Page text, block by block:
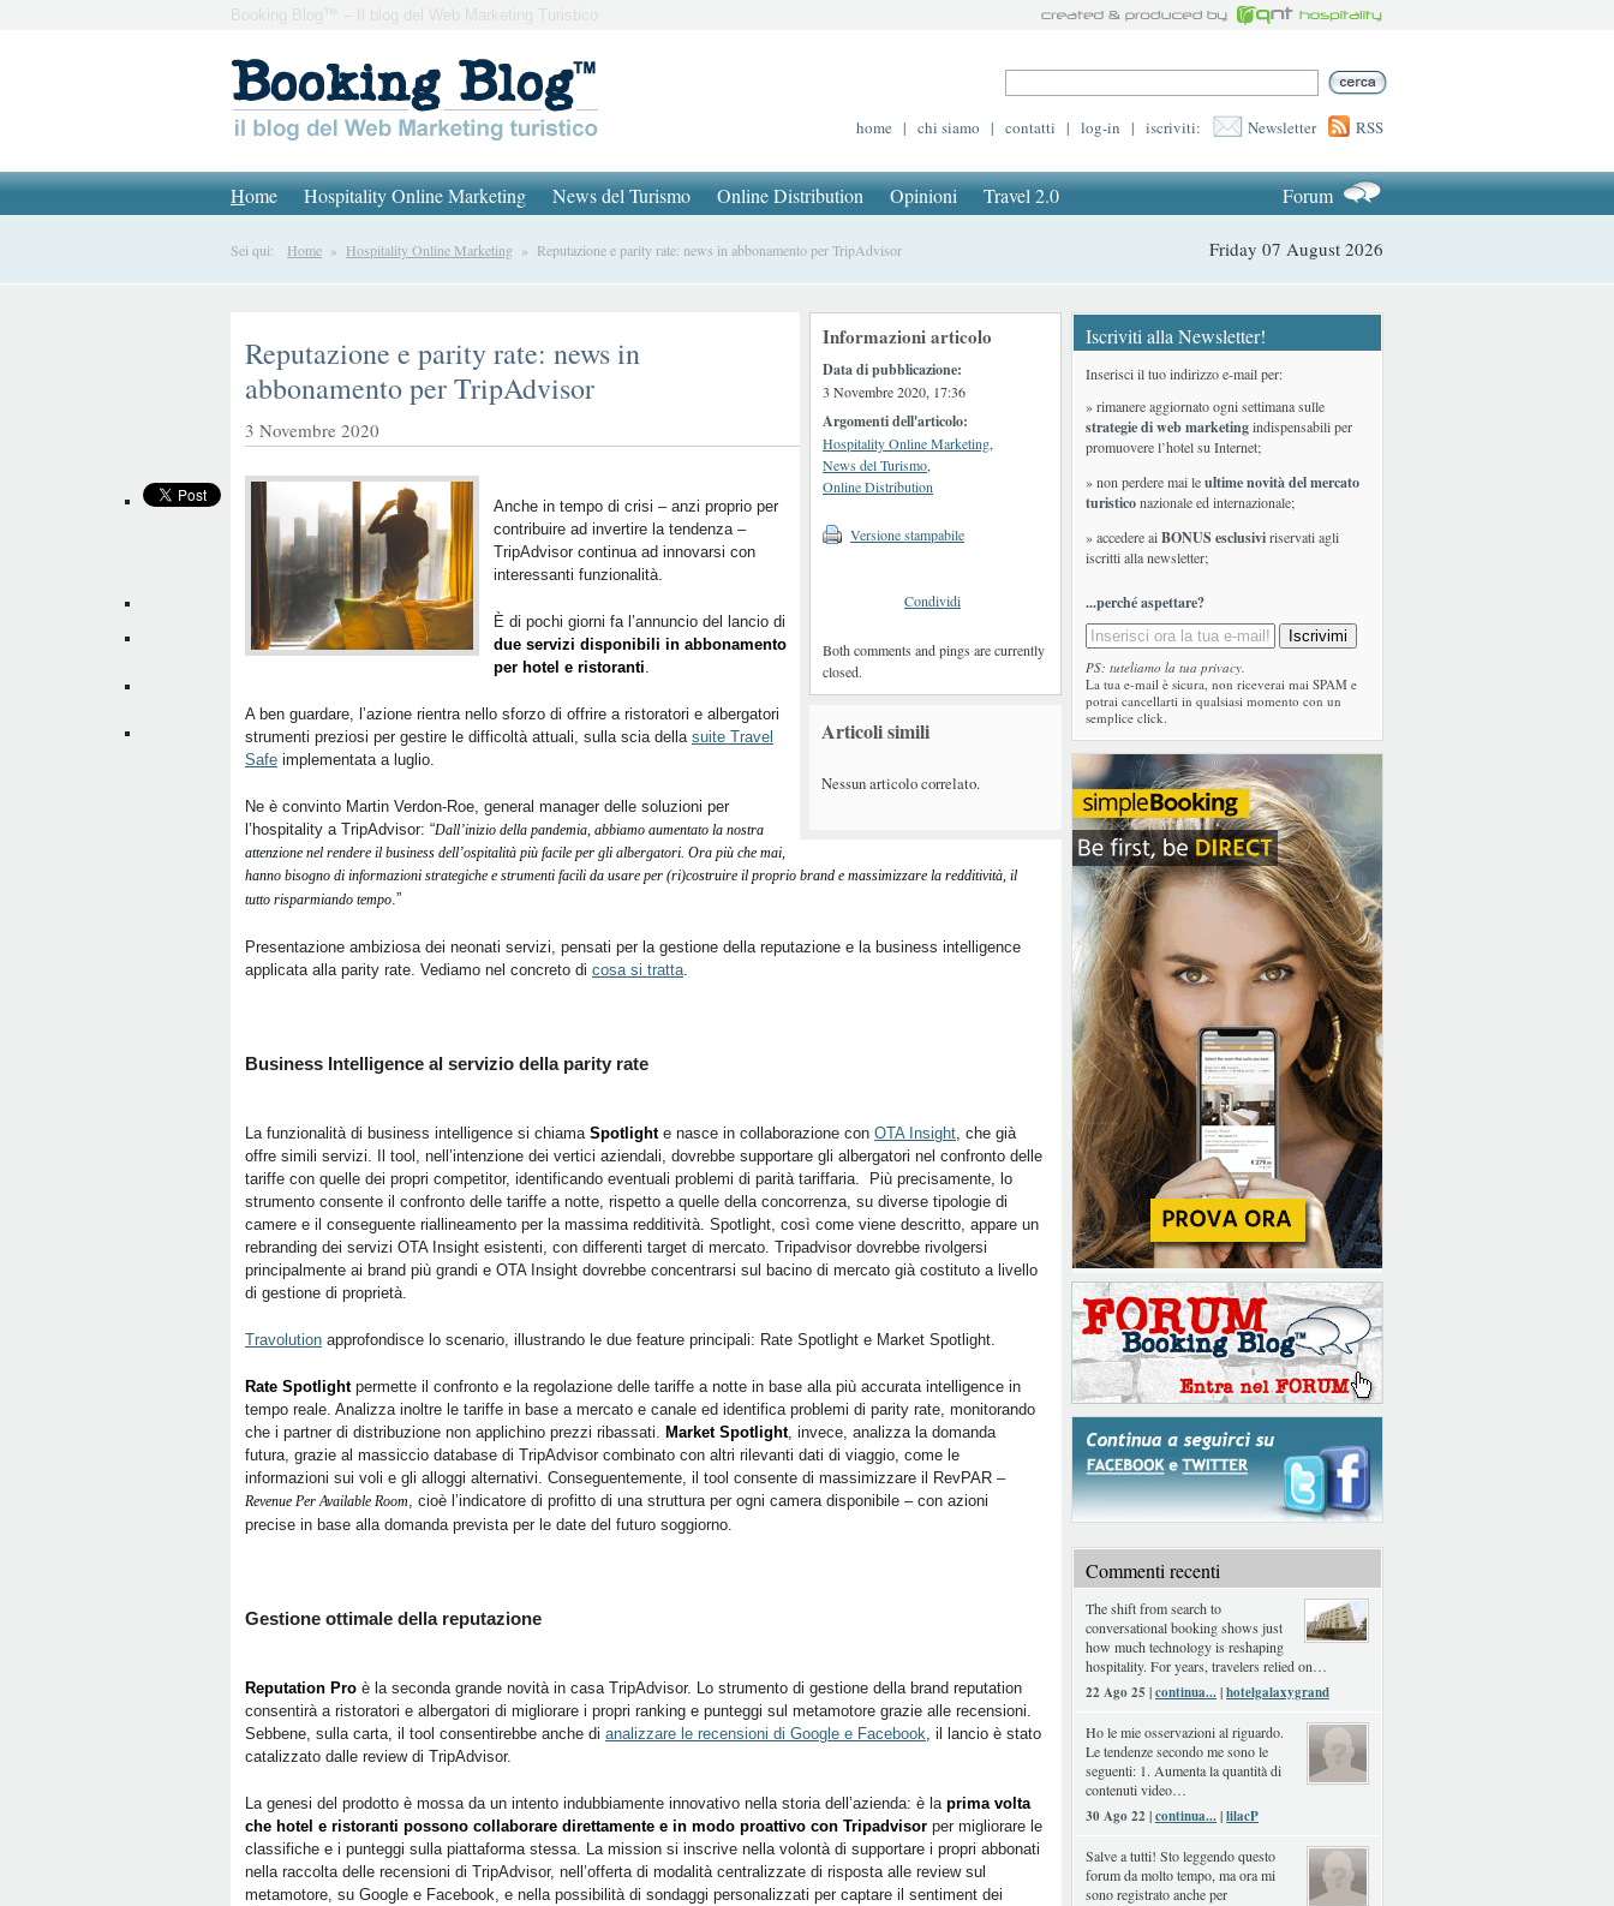
Booking Blog™ – Il blog del Web Marketing Turistico
home | chi siamo | contatti | log-in | iscriviti: Newsletter RSS
Home Hospitality Online Marketing News del Turismo Online Distribution Opinioni Travel 2.0 Forum
Sei qui: Home » Hospitality Online Marketing » Reputazione e parity rate: news in abbonamento per TripAdvisor Friday 07 August 2026
Informazioni articolo
Data di pubblicazione:
3 Novembre 2020, 17:36
Argomenti dell'articolo:
Hospitality Online Marketing,
News del Turismo,
Online Distribution
Versione stampabile
Condividi
Both comments and pings are currently
closed.
Articoli simili
Nessun articolo correlato.
Reputazione e parity rate: news in
abbonamento per TripAdvisor
3 Novembre 2020
Anche in tempo di crisi – anzi proprio per
contribuire ad invertire la tendenza –
TripAdvisor continua ad innovarsi con
interessanti funzionalità.
È di pochi giorni fa l’annuncio del lancio di
due servizi disponibili in abbonamento
per hotel e ristoranti.
A ben guardare, l’azione rientra nello sforzo di offrire a ristoratori e albergatori
strumenti preziosi per gestire le difficoltà attuali, sulla scia della suite Travel
Safe implementata a luglio.
Ne è convinto Martin Verdon-Roe, general manager delle soluzioni per
l’hospitality a TripAdvisor: “Dall’inizio della pandemia, abbiamo aumentato la nostra
attenzione nel rendere il business dell’ospitalità più facile per gli albergatori. Ora più che mai,
hanno bisogno di informazioni strategiche e strumenti facili da usare per (ri)costruire il proprio brand e massimizzare la redditività, il
tutto risparmiando tempo.”
Presentazione ambiziosa dei neonati servizi, pensati per la gestione della reputazione e la business intelligence
applicata alla parity rate. Vediamo nel concreto di cosa si tratta.
Business Intelligence al servizio della parity rate
La funzionalità di business intelligence si chiama Spotlighte nasce in collaborazione con OTA Insight, che già
offre simili servizi. Il tool, nell’intenzione dei vertici aziendali, dovrebbe supportare gli albergatori nel confronto delle
tariffe con quelle dei propri competitor, identificando eventuali problemi di parità tariffaria. Più precisamente, lo
strumento consente il confronto delle tariffe a notte, rispetto a quelle della concorrenza, su diverse tipologie di
camere e il conseguente riallineamento per la massima redditività. Spotlight, così come viene descritto, appare un
rebranding dei servizi OTA Insight esistenti, con differenti target di mercato. Tripadvisor dovrebbe rivolgersi
principalmente ai brand più grandi e OTA Insight dovrebbe concentrarsi sul bacino di mercato già costituto a livello
di gestione di proprietà.
Travolution approfondisce lo scenario, illustrando le due feature principali: Rate Spotlight e Market Spotlight.
Rate Spotlightpermette il confronto e la regolazione delle tariffe a notte in base alla più accurata intelligence in
tempo reale. Analizza inoltre le tariffe in base a mercato e canale ed identifica problemi di parity rate, monitorando
che i partner di distribuzione non applichino prezzi ribassati. Market Spotlight, invece, analizza la domanda
futura, grazie al massiccio database di TripAdvisor combinato con altri rilevanti dati di viaggio, come le
informazioni sui voli e gli alloggi alternativi. Conseguentemente, il tool consente di massimizzare il RevPAR –
Revenue Per Available Room, cioè l’indicatore di profitto di una struttura per ogni camera disponibile – con azioni
precise in base alla domanda prevista per le date del futuro soggiorno.
Gestione ottimale della reputazione
Reputation Pro è la seconda grande novità in casa TripAdvisor. Lo strumento di gestione della brand reputation
consentirà a ristoratori e albergatori di migliorare i propri ranking e punteggi sul metamotore grazie alle recensioni.
Sebbene, sulla carta, il tool consentirebbe anche di analizzare le recensioni di Google e Facebook, il lancio è stato
catalizzato dalle review di TripAdvisor.
La genesi del prodotto è mossa da un intento indubbiamente innovativo nella storia dell’azienda: è la prima volta
che hotel e ristoranti possono collaborare direttamente e in modo proattivo con Tripadvisor per migliorare le
classifiche e i punteggi sulla piattaforma stessa. La mission si inscrive nella volontà di supportare i propri abbonati
nella raccolta delle recensioni di TripAdvisor, nell’offerta di modalità centralizzate di risposta alle review sul
metamotore, su Google e Facebook, e nella possibilità di sondaggi personalizzati per captare il sentiment dei
Iscriviti alla Newsletter!
Inserisci il tuo indirizzo e-mail per:
» rimanere aggiornato ogni settimana sulle
strategie di web marketingindispensabili per
promuovere l’hotel su Internet;
» non perdere mai leultime novità del mercato
turisticonazionale ed internazionale;
» accedere aiBONUS esclusiviriservati agli
iscritti alla newsletter;
...perché aspettare?
PS: tuteliamo la tua privacy.
La tua e-mail è sicura, non riceverai mai SPAM e
potrai cancellarti in qualsiasi momento con un
semplice click.
Commenti recenti
The shift from search to
conversational booking shows just
how much technology is reshaping
hospitality. For years, travelers relied on…
22 Ago 25 |continua...|hotelgalaxygrand
Ho le mie osservazioni al riguardo.
Le tendenze secondo me sono le
seguenti: 1. Aumenta la quantità di
contenuti video…
30 Ago 22 |continua...|lilacP
Salve a tutti! Sto leggendo questo
forum da molto tempo, ma ora mi
sono registrato anche per